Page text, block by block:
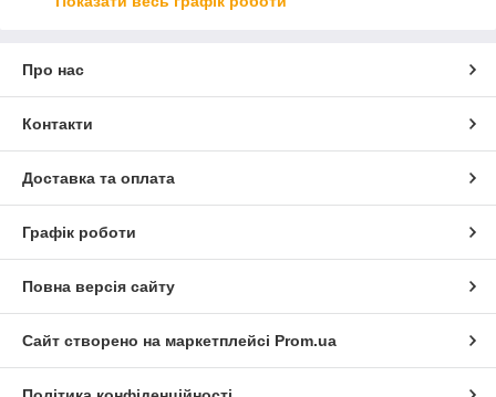
Про нас
Контакти
Доставка та оплата
Графік роботи
Повна версія сайту
Сайт створено на маркетплейсі Prom.ua